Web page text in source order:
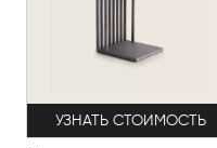
УЗНАТЬ СТОИМОСТЬ